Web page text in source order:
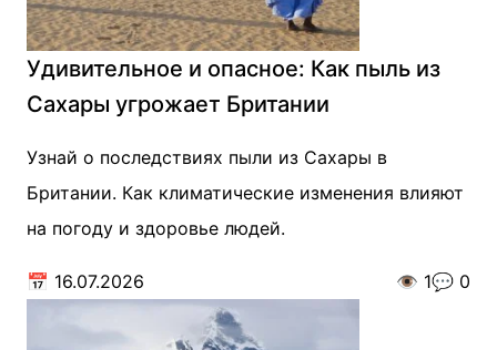
Удивительное и опасное: Как пыль из
Сахары угрожает Британии
Узнай о последствиях пыли из Сахары в
Британии. Как климатические изменения влияют
на погоду и здоровье людей.
📅 16.07.2026 👁️ 1💬 0